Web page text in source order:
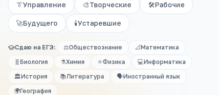
👔Управление 🎨Творческие 🛠️Рабочие
🚀Будущего 🕯️Устаревшие
Сдаю на ЕГЭ: ⚖️Обществознание 📐Математика
🧬 Биология ⚗️Химия ⚛️Физика 💻Информатика
🏛️История 📚Литература 🗣️Иностранный язык
🌍География